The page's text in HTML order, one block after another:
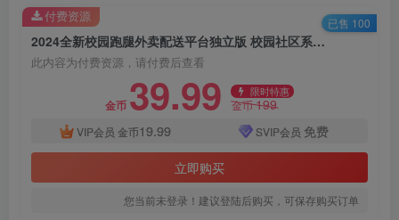
2024全新校园跑腿外卖配送平台独立版 校园社区系统网站源码+APP+小程序前端全套源码
此内容为付费资源，请付费后查看
金币 39.99 限时特惠
金币199
VIP会员 金币19.99 SVIP会员 免费
立即购买
您当前未登录！建议登陆后购买，可保存购买订单
付费资源 已售 100